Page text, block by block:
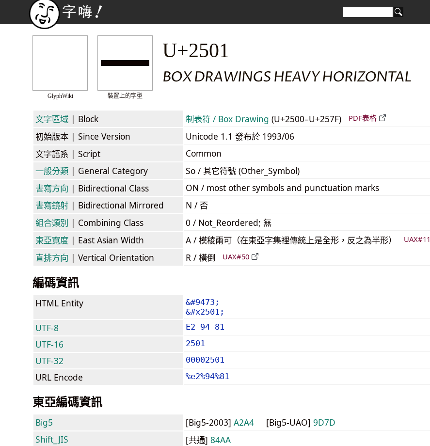
GlyphWiki
━
裝置上的字型
U+2501
BOX DRAWINGS HEAVY HORIZONTAL
文字區域 | Block 制表符 / Box Drawing (U+2500–U+257F) PDF表格
初始版本 | Since Version
Unicode 1.1 發布於 1993/06
文字語系 | Script
Common
一般分類 | General Category
So / 其它符號 (Other_Symbol)
書寫方向 | Bidirectional Class
ON / most other symbols and punctuation marks
書寫鏡射 | Bidirectional Mirrored
N / 否
組合類別 | Combining Class
0 / Not_Reordered; 無
東亞寬度 | East Asian Width A / 模稜兩可（在東亞字集裡傳統上是全形，反之為半形） UAX#11
直排方向 | Vertical Orientation R / 橫倒 UAX#50
編碼資訊
HTML Entity
&#9473;
&#x2501;
UTF-8 E2 94 81
UTF-16 2501
UTF-32 00002501
URL Encode %e2%94%81
東亞編碼資訊
Big5 [Big5-2003] A2A4 [Big5-UAO] 9D7D
Shift_JIS
[共通] 84AA